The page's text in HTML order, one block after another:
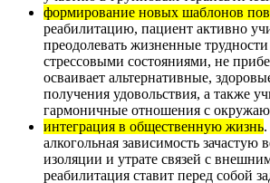
формирование новых шаблонов
реабилитацию, пациент активно
преодолевать жизненные трудности
стрессовыми состояниями, не
осваивает альтернативные,
получения удовольствия, а также
гармоничные отношения с
интеграция в общественную жизнь
алкогольная зависимость зачастую
изоляции и утрате связей с
реабилитация ставит перед собой